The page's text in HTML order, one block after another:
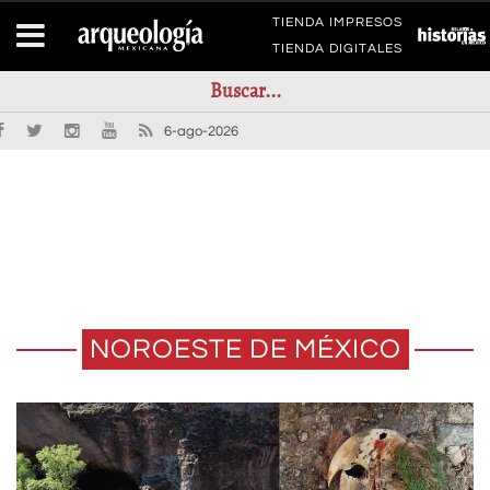
TIENDA IMPRESOS
TIENDA DIGITALES
6-ago-2026
NOROESTE DE MÉXICO
EL USO DE URNAS COMO